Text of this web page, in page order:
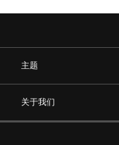
主题
关于我们